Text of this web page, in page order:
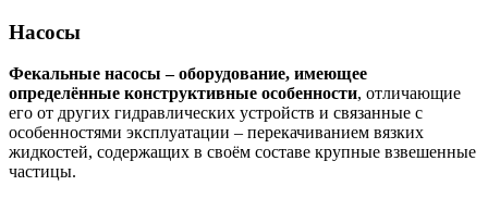
Насосы
Фекальные насосы – оборудование, имеющее
определённые конструктивные особенности, отличающие
его от других гидравлических устройств и связанные с
особенностями эксплуатации – перекачиванием вязких
жидкостей, содержащих в своём составе крупные взвешенные
частицы.